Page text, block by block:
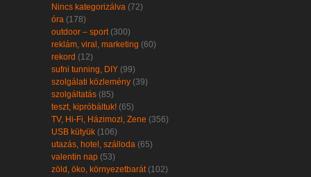
Nincs kategorizálva (72)
óra (178)
outdoor – sport(300)
reklám, viral, marketing (60)
rekord (12)
sufni tunning, DIY (99)
szolgálati közlemény (39)
szolgáltatás (85)
teszt, kipróbáltuk! (65)
TV, Hi-Fi, Házimozi, Zene (356)
USB kütyük (106)
utazás, hotel, szálloda (65)
valentin nap (53)
zöld, öko, környezetbarát(102)